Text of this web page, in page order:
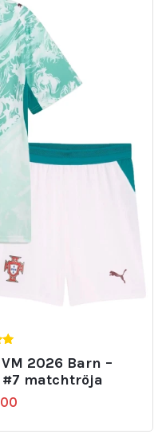
2026 Barn –
matchtröja